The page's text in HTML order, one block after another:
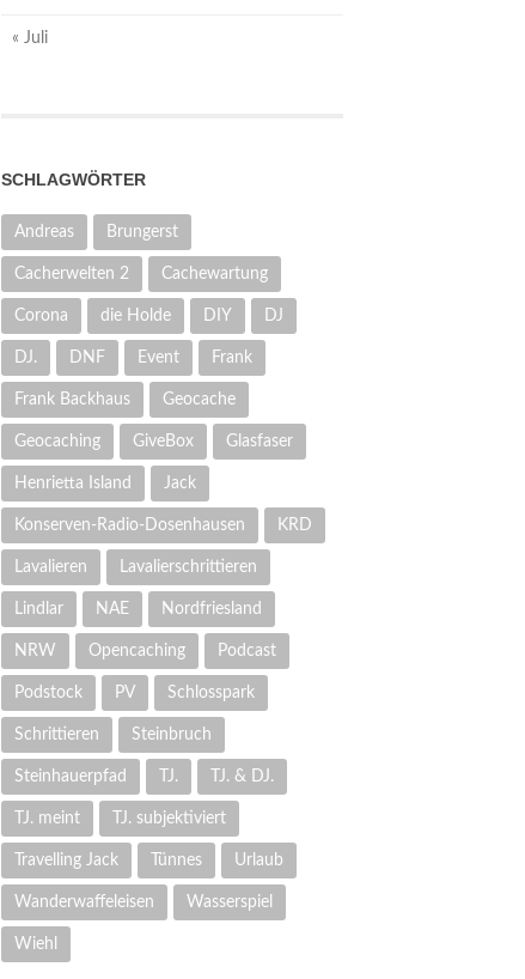
« Juli
SCHLAGWÖRTER
Andreas Brungerst
Cacherwelten 2 Cachewartung
Corona die Holde DIY DJ
DJ. DNF Event Frank
Frank Backhaus Geocache
Geocaching GiveBox Glasfaser
Henrietta Island Jack
Konserven-Radio-Dosenhausen KRD
Lavalieren Lavalierschrittieren
Lindlar NAE Nordfriesland
NRW Opencaching Podcast
Podstock PV Schlosspark
Schrittieren Steinbruch
Steinhauerpfad TJ. TJ. & DJ.
TJ. meint TJ. subjektiviert
Travelling Jack Tünnes Urlaub
Wanderwaffeleisen Wasserspiel
Wiehl